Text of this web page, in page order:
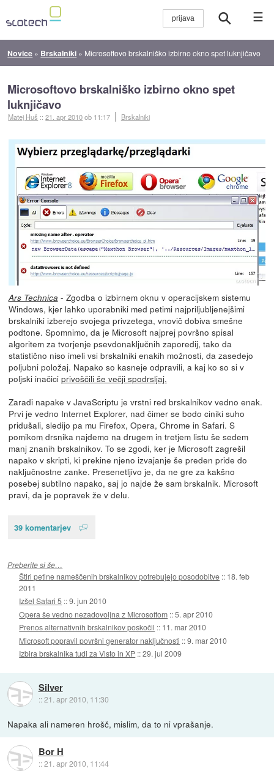
☰
Novice » Brskalniki » Microsoftovo brskalniško izbirno okno spet luknjičavo
Microsoftovo brskalniško izbirno okno spet
luknjičavo
Matej Huš ::21. apr 2010ob 11:17 Brskalniki
Ars Technica - Zgodba o izbirnem oknu v operacijskem sistemu
Windows, kjer lahko uporabniki med petimi najpriljubljenejšimi
brskalniki izberejo svojega privzetega, vnovič dobiva smešne
podtone. Spomnimo, da je Microsoft najprej površno spisal
algoritem za tvorjenje psevdonaključnih zaporedij, tako da
statistično niso imeli vsi brskalniki enakih možnosti, da zasedejo
poljubni položaj. Napako so kasneje odpravili, a kaj ko so si v
poljski inačici privoščili še večji spodrsljaj.
Zaradi napake v JavaScriptu je vrstni red brskalnikov vedno enak.
Prvi je vedno Internet Explorer, nad čimer se bodo ciniki suho
pridušali, sledijo pa mu Firefox, Opera, Chrome in Safari. S
pomikom drsnika najdemo na drugem in tretjem listu še sedem
manj znanih brskalnikov. To se zgodi, ker je Microsoft zagrešil
napako v skripti, ki prekine njeno izvajanje še preden pride do
naključnostne zanke. Presenetljivo je, da ne gre za kakšno
posebej subtilno napako, saj jo najde že sam brskalnik. Microsoft
pravi, da je popravek že v delu.
39 komentarjev
Preberite si še…
Štiri petine nameščenih brskalnikov potrebujejo posodobitve :: 18. feb
2011
Izšel Safari 5 ::9. jun 2010
Opera še vedno nezadovoljna z Microsoftom ::5. apr 2010
Prenos alternativnih brskalnikov poskočil :: 11. mar 2010
Microsoft popravil površni generator naključnosti ::9. mar 2010
Izbira brskalnika tudi za Visto in XP ::29. jul 2009
Silver
::21. apr 2010, 11:30
Napaka ali nameren hrošč, mislim, da to ni vprašanje.
Bor H
::21. apr 2010, 11:44